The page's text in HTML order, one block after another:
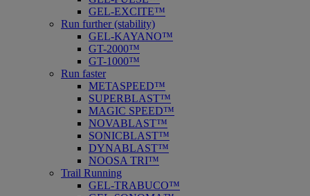
GEL-EXCITE™
Run further (stability)
GEL-KAYANO™
GT-2000™
GT-1000™
Run faster
METASPEED™
SUPERBLAST™
MAGIC SPEED™
NOVABLAST™
SONICBLAST™
DYNABLAST™
NOOSA TRI™
Trail Running
GEL-TRABUCO™